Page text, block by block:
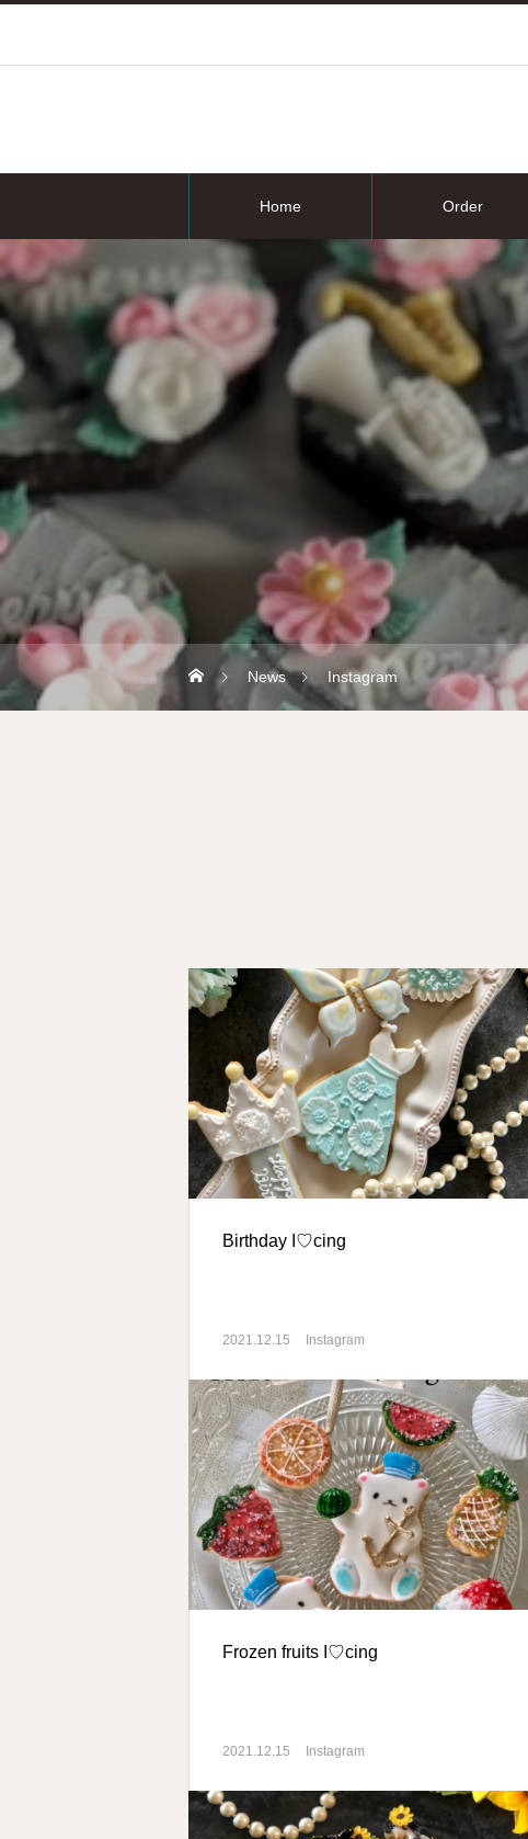
Home Order
News Instagram
Birthday I♡cing
2021.12.15 Instagram
️Frozen fruits I♡cing
2021.12.15 Instagram